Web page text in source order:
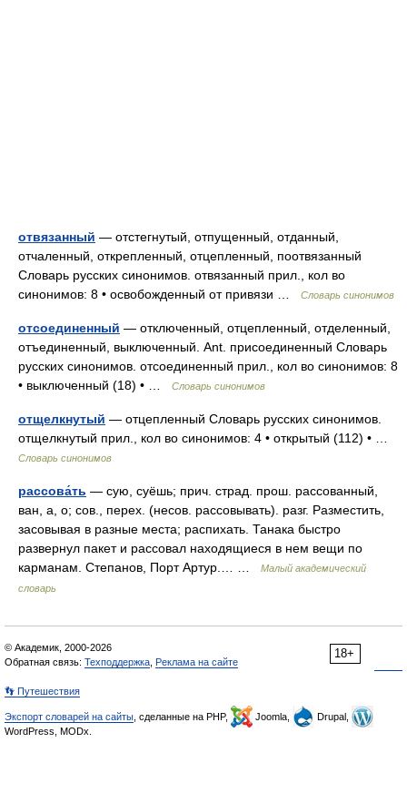
отвязанный — отстегнутый, отпущенный, отданный,
отчаленный, открепленный, отцепленный, поотвязанный
Словарь русских синонимов. отвязанный прил., кол во
синонимов: 8 • освобожденный от привязи …
Словарь синонимов
отсоединенный — отключенный, отцепленный, отделенный,
отъединенный, выключенный. Ant. присоединенный Словарь
русских синонимов. отсоединенный прил., кол во синонимов: 8
• выключенный (18) • …
Словарь синонимов
отщелкнутый — отцепленный Словарь русских синонимов.
отщелкнутый прил., кол во синонимов: 4 • открытый (112) • …
Словарь синонимов
рассова́ть — сую, суёшь; прич. страд. прош. рассованный,
ван, а, о; сов., перех. (несов. рассовывать). разг. Разместить,
засовывая в разные места; распихать. Танака быстро
развернул пакет и рассовал находящиеся в нем вещи по
карманам. Степанов, Порт Артур.… …
Малый академический
словарь
18+
© Академик, 2000-2026
Обратная связь: Техподдержка Реклама на сайте
👣 Путешествия
Экспорт словарей на сайты , сделанные на PHP, Joomla,
Drupal,
WordPress, MODx.